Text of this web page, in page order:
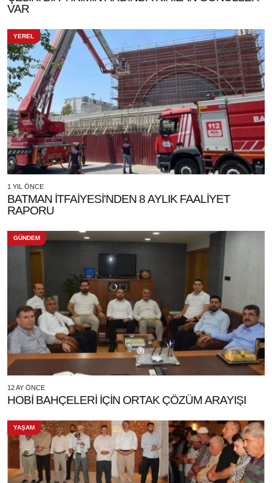
VAR
YEREL
1 YIL ÖNCE
BATMAN İTFAİYESİ'NDEN 8 AYLIK FAALİYET
RAPORU
GÜNDEM
12 AY ÖNCE
HOBİ BAHÇELERİ İÇİN ORTAK ÇÖZÜM ARAYIŞI
YAŞAM